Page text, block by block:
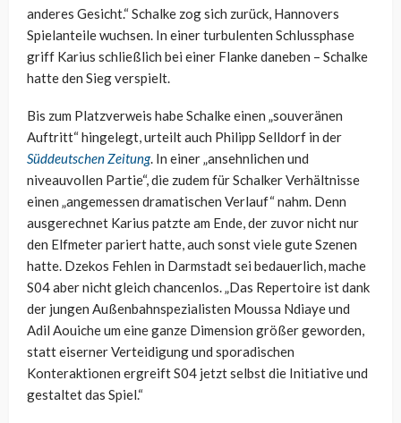
anderes Gesicht.“ Schalke zog sich zurück, Hannovers
Spielanteile wuchsen. In einer turbulenten Schlussphase
griff Karius schließlich bei einer Flanke daneben – Schalke
hatte den Sieg verspielt.
Bis zum Platzverweis habe Schalke einen „souveränen
Auftritt“ hingelegt, urteilt auch Philipp Selldorf in der
Süddeutschen Zeitung. In einer „ansehnlichen und
niveauvollen Partie“, die zudem für Schalker Verhältnisse
einen „angemessen dramatischen Verlauf“ nahm. Denn
ausgerechnet Karius patzte am Ende, der zuvor nicht nur
den Elfmeter pariert hatte, auch sonst viele gute Szenen
hatte. Dzekos Fehlen in Darmstadt sei bedauerlich, mache
S04 aber nicht gleich chancenlos. „Das Repertoire ist dank
der jungen Außenbahnspezialisten Moussa Ndiaye und
Adil Aouiche um eine ganze Dimension größer geworden,
statt eiserner Verteidigung und sporadischen
Konteraktionen ergreift S04 jetzt selbst die Initiative und
gestaltet das Spiel.“